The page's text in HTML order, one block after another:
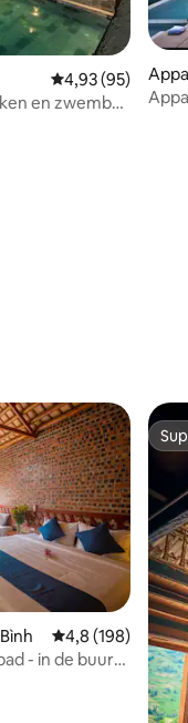
Gemiddelde
4,93 (95)
en zwembad
Gemiddelde
4,8 (198)
- in de buurt